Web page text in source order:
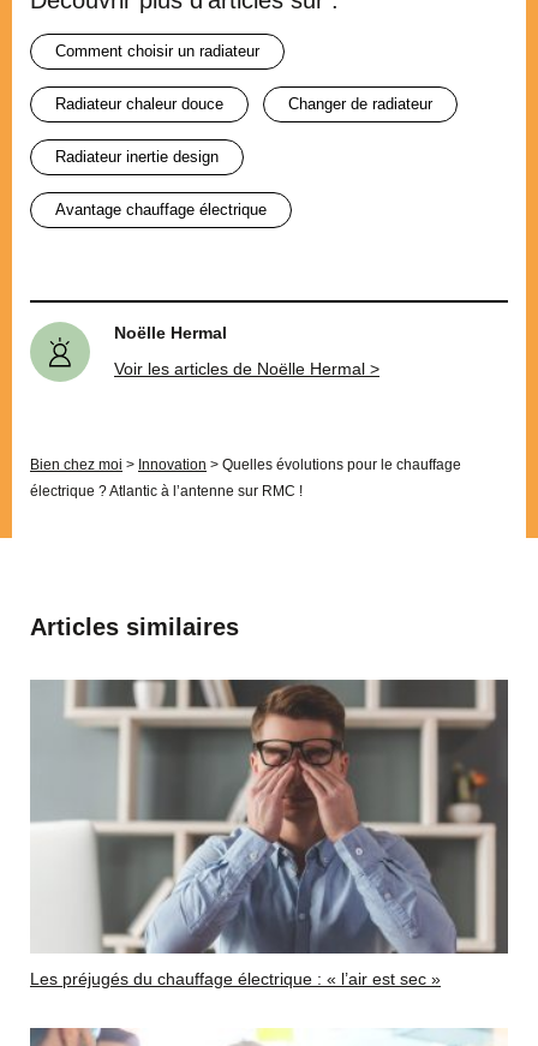
comment choisir un radiateur
radiateur chaleur douce changer de radiateur
radiateur inertie design
avantage chauffage électrique
Noëlle Hermal
Voir les articles de Noëlle Hermal >
Bien chez moi > Innovation > Quelles évolutions pour le chauffage
électrique ? Atlantic à l’antenne sur RMC !
Articles similaires
Les préjugés du chauffage électrique : « l’air est sec »